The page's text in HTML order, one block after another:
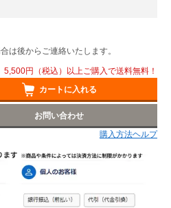
は後からご連絡いたします。
5,500円（税込）以上ご購入で送料無料！
カートに入れる
お問い合わせ
購入方法ヘルプ